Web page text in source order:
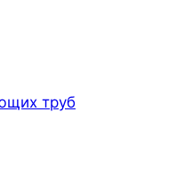
труб